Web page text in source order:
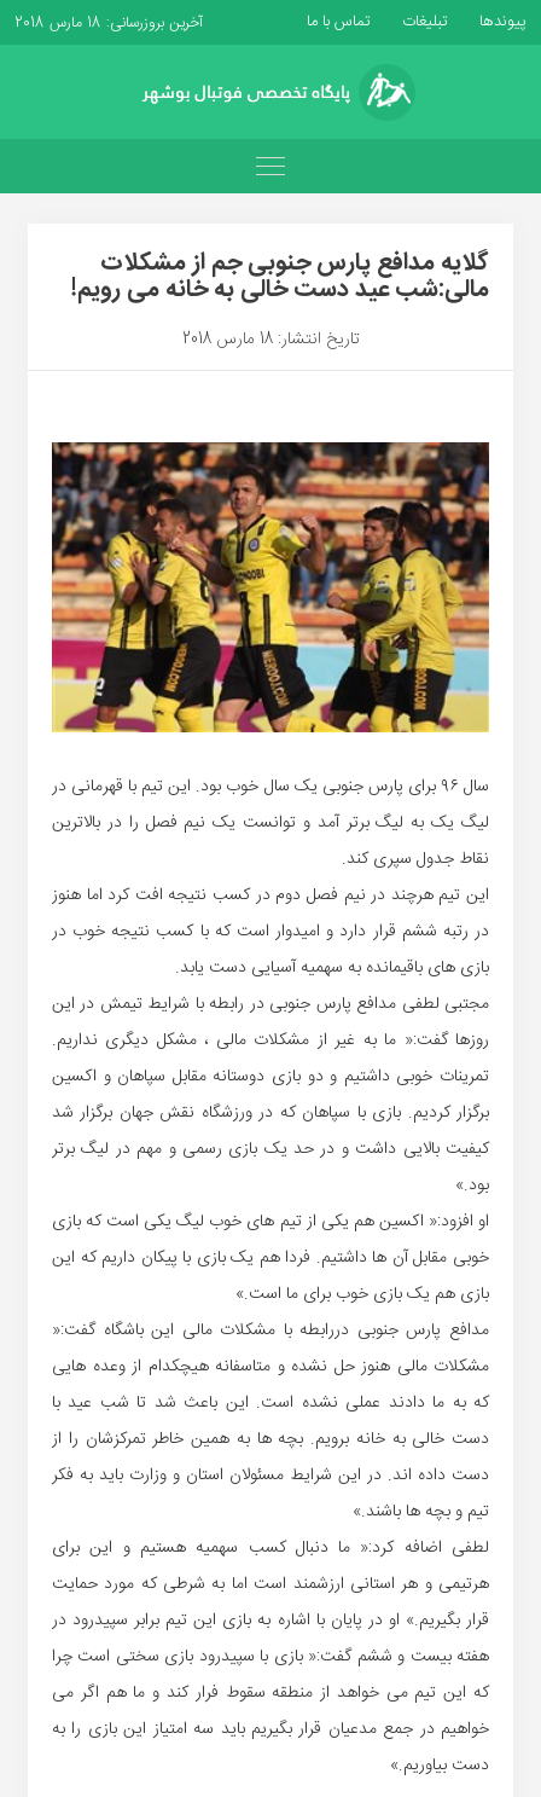
پیوندها تبلیغات تماس با ما آخرین بروزرسانی: 18 مارس 2018
گلایه مدافع پارس جنوبی جم از مشکلات
مالی:شب عید دست خالی به خانه می رویم!
تاریخ انتشار: 18 مارس 2018
سال ۹۶ برای پارس جنوبی یک سال خوب بود. این تیم با قهرمانی در
لیگ یک به لیگ برتر آمد و توانست یک نیم فصل را در بالاترین
نقاط جدول سپری کند.
این تیم هرچند در نیم فصل دوم در کسب نتیجه افت کرد اما هنوز
در رتبه ششم قرار دارد و امیدوار است که با کسب نتیجه خوب در
بازی های باقیمانده به سهمیه آسیایی دست یابد.
مجتبی لطفی مدافع پارس جنوبی در رابطه با شرایط تیمش در این
روزها گفت:« ما به غیر از مشکلات مالی ، مشکل دیگری نداریم.
تمرینات خوبی داشتیم و دو بازی دوستانه مقابل سپاهان و اکسین
برگزار کردیم. بازی با سپاهان که در ورزشگاه نقش جهان برگزار شد
کیفیت بالایی داشت و در حد یک بازی رسمی و مهم در لیگ برتر
بود.»
او افزود:« اکسین هم یکی از تیم های خوب لیگ یکی است که بازی
خوبی مقابل آن ها داشتیم. فردا هم یک بازی با پیکان داریم که این
بازی هم یک بازی خوب برای ما است.»
مدافع پارس جنوبی دررابطه با مشکلات مالی این باشگاه گفت:«
مشکلات مالی هنوز حل نشده و متاسفانه هیچکدام از وعده هایی
که به ما دادند عملی نشده است. این باعث شد تا شب عید با
دست خالی به خانه برویم. بچه ها به همین خاطر تمرکزشان را از
دست داده اند. در این شرایط مسئولان استان و وزارت باید به فکر
تیم و بچه ها باشند.»
لطفی اضافه کرد:« ما دنبال کسب سهمیه هستیم و این برای
هرتیمی و هر استانی ارزشمند است اما به شرطی که‌ مورد حمایت
قرار بگیریم.» او در پایان با اشاره به بازی این تیم برابر سپیدرود در
هفته بیست و ششم گفت:« بازی با سپیدرود بازی سختی است چرا
که این تیم می خواهد از منطقه سقوط فرار کند و ما هم اگر می
خواهیم در جمع مدعیان قرار بگیریم باید سه امتیاز این بازی را به
دست بیاوریم.»